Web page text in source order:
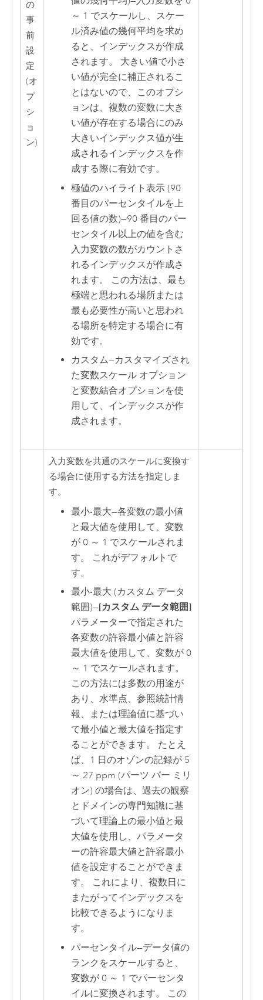
の
事
前
設
定
(オ
プ
シ
ョ
ン)
～ 1 でスケールし、スケー
ル済み値の幾何平均を求め
ると、インデックスが作成
されます。 大きい値で小さ
い値が完全に補正されるこ
とはないので、このオプシ
ョンは、複数の変数に大き
い値が存在する場合にのみ
大きいインデックス値が生
成されるインデックスを作
成する際に有効です。
極値のハイライト表示 (90
番目のパーセンタイルを上
回る値の数)—90 番目のパー
センタイル以上の値を含む
入力変数の数がカウントさ
れるインデックスが作成さ
れます。
この方法は、最も
極端と思われる場所または
最も必要性が高いと思われ
る場所を特定する場合に有
効です。
カスタム—カスタマイズされ
た変数スケール オプション
と変数結合オプションを使
用して、インデックスが作
成されます。
入力変数を共通のスケールに変換す
る場合に使用する方法を指定しま
す。
最小-最大—各変数の最小値
と最大値を使用して、変数
が 0 ～ 1 でスケールされま
す。 これがデフォルトで
す。
最小-最大 (カスタム データ
範囲)—[カスタム データ範囲]
パラメーターで指定された
各変数の許容最小値と許容
最大値を使用して、変数が 0
～ 1 でスケールされます。
この方法には多数の用途が
あり、水準点、参照統計情
報、または理論値に基づい
て最小値と最大値を指定す
ることができます。 たとえ
ば、1 日のオゾンの記録が 5
～ 27 ppm (パーツ パー ミリ
オン) の場合は、過去の観察
とドメインの専門知識に基
づいて理論上の最小値と最
大値を使用し、パラメータ
ーの許容最大値と許容最小
値を設定することができま
す。 これにより、複数日に
またがってインデックスを
比較できるようになりま
す。
パーセンタイル—データ値の
ランクをスケールすると、
変数が 0 ～ 1 でパーセンタ
イルに変換されます。 この